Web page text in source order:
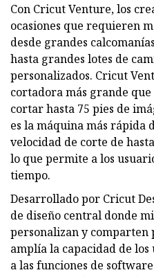
Con Cricut Venture, los
ocasiones que requieren
desde grandes
hasta grandes lotes de
personalizados. Cricut
cortadora más grande
cortar hasta 75 pies de
es la máquina más rápida
velocidad de corte de
lo que permite a los
tiempo.
Desarrollado por Cricut
de diseño central donde
personalizan y comparten
amplía la capacidad de
a las funciones de